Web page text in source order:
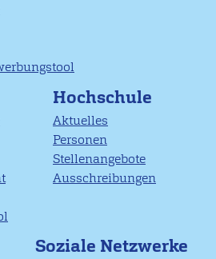
Hochschule
Aktuelles
Personen
Stellenangebote
Ausschreibungen
Soziale Netzwerke